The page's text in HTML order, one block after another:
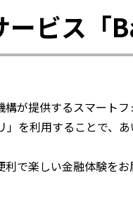
ービス「
が提供するスマート
」を利用することで、
で楽しい金融体験を